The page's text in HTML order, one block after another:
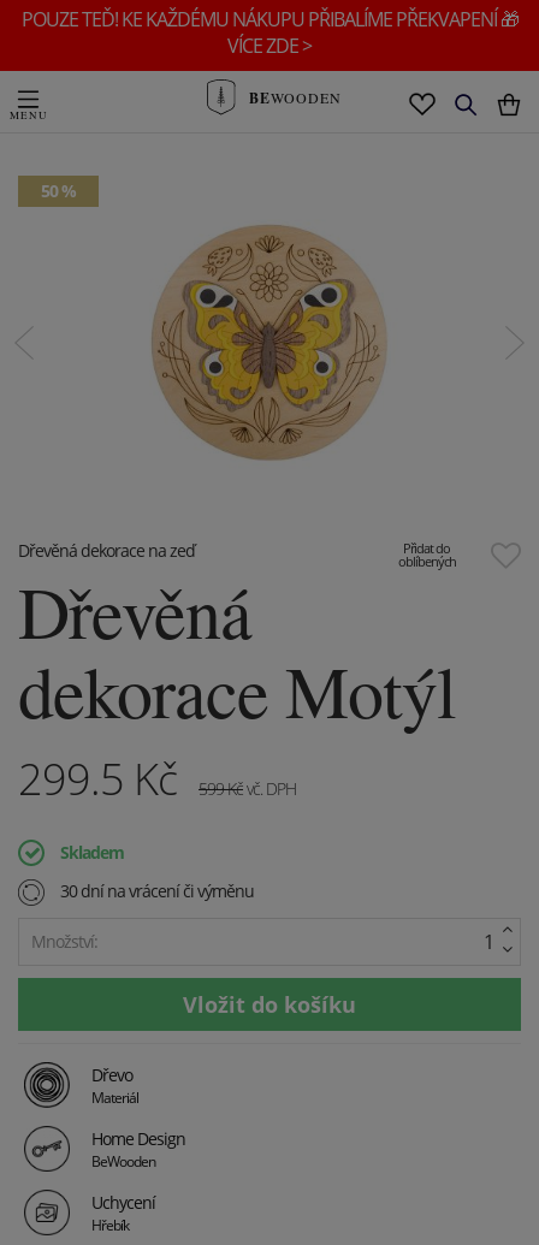
POUZE TEĎ! KE KAŽDÉMU NÁKUPU PŘIBALÍME PŘEKVAPENÍ 🎁
VÍCE ZDE >
BEWOODEN
50 %
Přidat do
oblíbených
Dřevěná dekorace na zeď
Dřevěná
dekorace Motýl
299.5 Kč 599Kčvč. DPH
Skladem
30 dní na vrácení či výměnu
Množství:
Dřevo
Materiál
Home Design
BeWooden
Uchycení
Hřebík